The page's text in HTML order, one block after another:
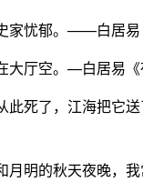
家忧郁。——白居易
大厅空。—白居易《
此死了，江海把它
月明的秋天夜晚，